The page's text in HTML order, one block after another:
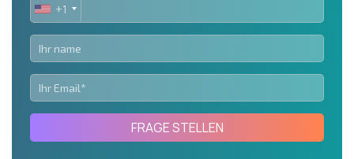
UNITED
STATES
+1
+1
FRAGE STELLEN